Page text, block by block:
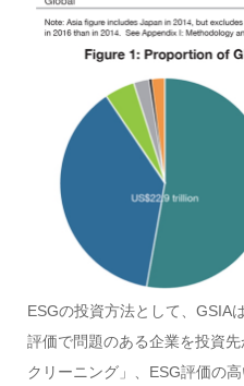
ESGの投資方法として、GSIA
評価で問題のある企業を投資
クリーニング」、ESG評価の